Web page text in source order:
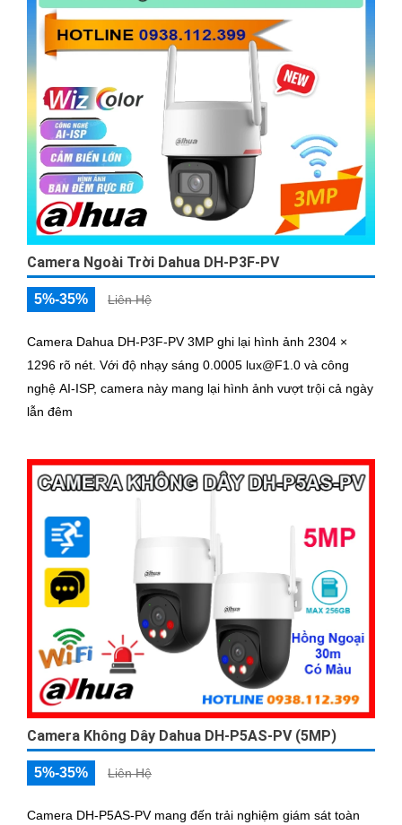
Camera Ngoài Trời Dahua DH-P3F-PV
5%-35% Liên Hệ
Camera Dahua DH-P3F-PV 3MP ghi lại hình ảnh 2304 ×
1296 rõ nét. Với độ nhạy sáng 0.0005 lux@F1.0 và công
nghệ AI-ISP, camera này mang lại hình ảnh vượt trội cả ngày
lẫn đêm
Camera Không Dây Dahua DH-P5AS-PV (5MP)
5%-35% Liên Hệ
Camera DH-P5AS-PV mang đến trải nghiệm giám sát toàn